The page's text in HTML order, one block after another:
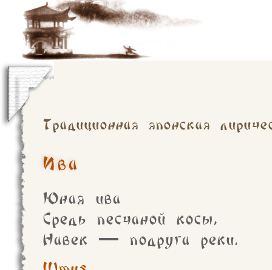
Традиционная японская
Ива
Юная ива
Средь песчаной косы,
Навек — подруга реки.